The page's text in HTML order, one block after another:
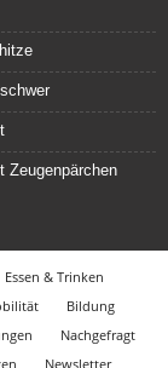
Zeugenpärchen
Essen & Trinken
Bildung
Nachgefragt
Newsletter